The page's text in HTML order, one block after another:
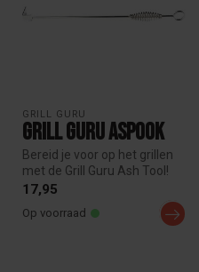
GRILL GURU
Grill Guru Aspook
Bereid je voor op het grillen
met de Grill Guru Ash Tool!
Gebruik deze handige a...
17,95
Op voorraad